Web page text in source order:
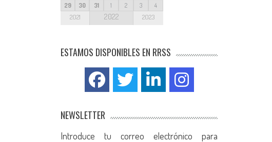
29
30 31 1 2 3 4
2021 2022 2023
ESTAMOS DISPONIBLES EN RRSS
NEWSLETTER
Introduce tu correo electrónico para